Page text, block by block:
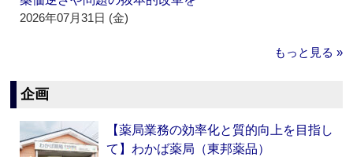
2026年07月31日 (金)
もっと見る »
企画
【薬局業務の効率化と質的向上を目指し
て】わかば薬局（東邦薬品）